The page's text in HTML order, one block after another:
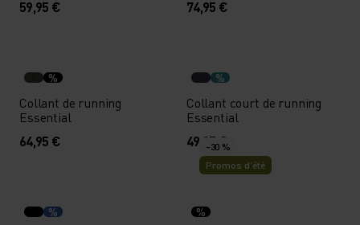
59,95 €
74,95 €
%
Collant de running
Essential
64,95 €
%
Collant court de running
Essential
49,95 €
%
-30 %
Promos d’été
%